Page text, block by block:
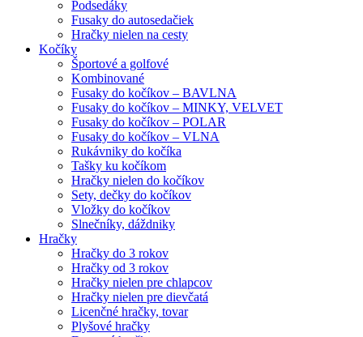
Podsedáky
Fusaky do autosedačiek
Hračky nielen na cesty
Kočíky
Športové a golfové
Kombinované
Fusaky do kočíkov – BAVLNA
Fusaky do kočíkov – MINKY, VELVET
Fusaky do kočíkov – POLAR
Fusaky do kočíkov – VLNA
Rukávniky do kočíka
Tašky ku kočíkom
Hračky nielen do kočíkov
Sety, dečky do kočíkov
Vložky do kočíkov
Slnečníky, dáždniky
Hračky
Hračky do 3 rokov
Hračky od 3 rokov
Hračky nielen pre chlapcov
Hračky nielen pre dievčatá
Licenčné hračky, tovar
Plyšové hračky